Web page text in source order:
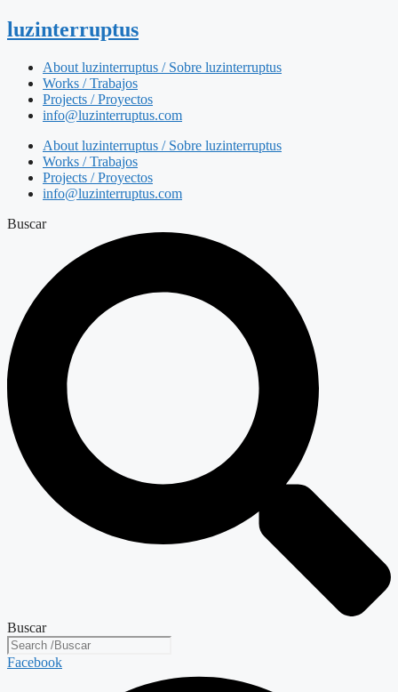
luzinterruptus
About luzinterruptus / Sobre luzinterruptus
Works / Trabajos
Projects / Proyectos
info@luzinterruptus.com
About luzinterruptus / Sobre luzinterruptus
Works / Trabajos
Projects / Proyectos
info@luzinterruptus.com
Buscar
Buscar
Facebook